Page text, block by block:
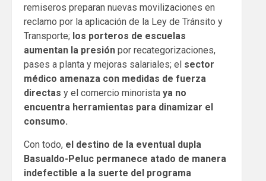
remiseros preparan nuevas movilizaciones en
reclamo por la aplicación de la Ley de Tránsito y
Transporte; los porteros de escuelas
aumentan la presión por recategorizaciones,
pases a planta y mejoras salariales; el sector
médico amenaza con medidas de fuerza
directas y el comercio minorista ya no
encuentra herramientas para dinamizar el
consumo.
Con todo, el destino de la eventual dupla
Basualdo-Peluc permanece atado de manera
indefectible a la suerte del programa